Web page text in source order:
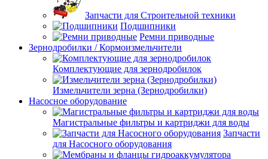
Запчасти для Строительной техники
Подшипники
Ремни приводные
Зернодробилки / Кормоизмельчители
Комплектующие для зернодробилок
Измельчители зерна (Зернодробилки)
Насосное оборудование
Магистральные фильтры и картриджи для воды
Запчасти
для Насосного оборудования